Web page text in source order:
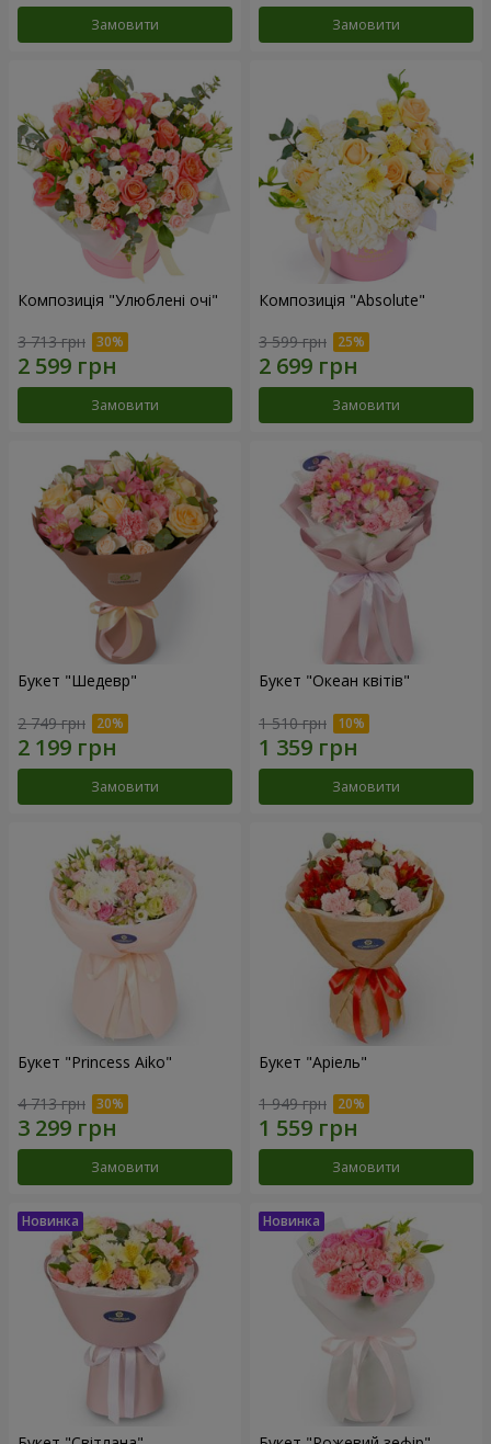
Замовити Замовити
Композиція "Улюблені очі"
3 713 грн
Замовити
Композиція "Absolute"
3 599 грн
Замовити
Букет "Шедевр"
2 749 грн
Замовити
Букет "Океан квітів"
1 510 грн
Замовити
Букет "Princess Aiko"
4 713 грн
Замовити
Букет "Аріель"
1 949 грн
Замовити